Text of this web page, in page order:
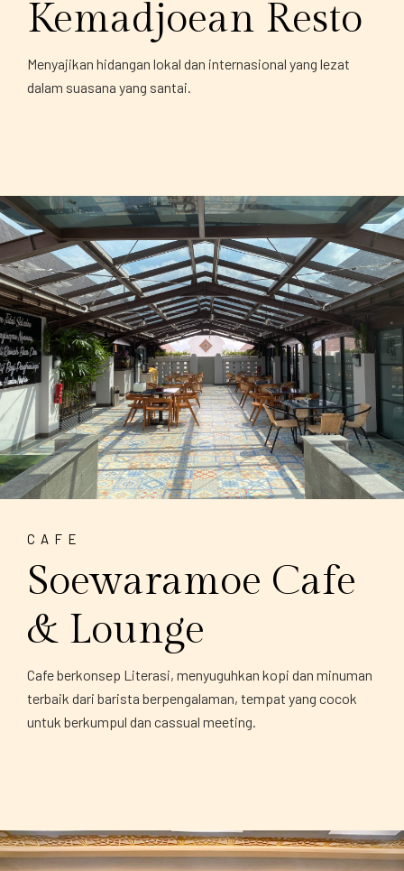
Kemadjoean Resto
Menyajikan hidangan lokal dan internasional yang lezat
dalam suasana yang santai.
CAFE
Soewaramoe Cafe
& Lounge
Cafe berkonsep Literasi, menyuguhkan kopi dan minuman
terbaik dari barista berpengalaman, tempat yang cocok
untuk berkumpul dan cassual meeting.